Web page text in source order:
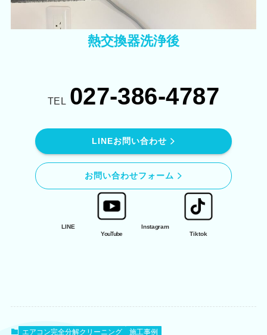
熱交換器洗浄後
TEL 027-386-4787
LINEお問い合わせ
お問い合わせフォーム
LINE
YouTube
Instagram
Tiktok
エアコン完全分解クリーニング
施工事例